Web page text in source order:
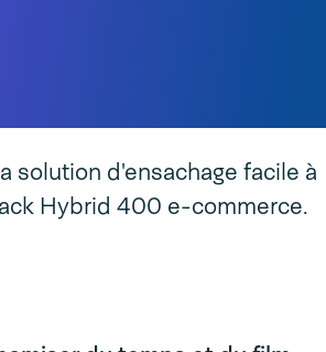
solution d'ensachage facile à
Hybrid 400 e-commerce.